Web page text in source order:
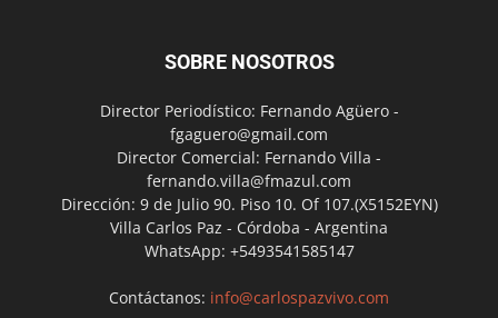
SOBRE NOSOTROS
Director Periodístico: Fernando Agüero -
fgaguero@gmail.com
Director Comercial: Fernando Villa -
fernando.villa@fmazul.com
Dirección: 9 de Julio 90. Piso 10. Of 107.(X5152EYN)
Villa Carlos Paz - Córdoba - Argentina
WhatsApp: +5493541585147
Contáctanos: info@carlospazvivo.com